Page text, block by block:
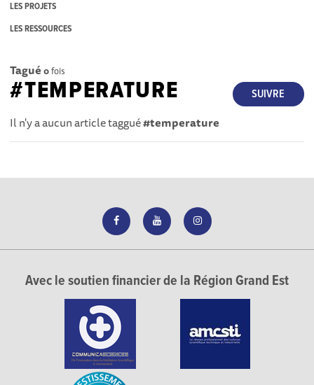
LES PROJETS
LES RESSOURCES
Tagué 0fois
SUIVRE
#TEMPERATURE
Il n'y a aucun article taggué#temperature
Avec le soutien financier de la Région Grand Est